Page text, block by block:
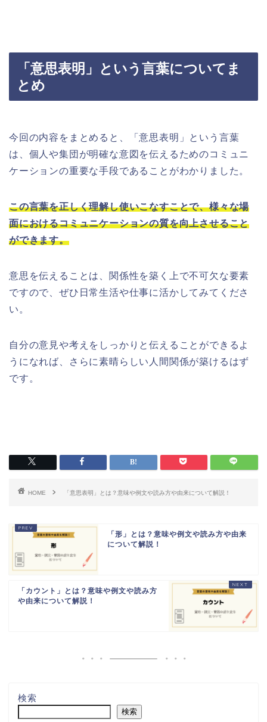
「意思表明」という言葉についてま
とめ
今回の内容をまとめると、「意思表明」という言葉
は、個人や集団が明確な意図を伝えるためのコミュニ
ケーションの重要な手段であることがわかりました。
この言葉を正しく理解し使いこなすことで、様々な場
面におけるコミュニケーションの質を向上させること
ができます。
意思を伝えることは、関係性を築く上で不可欠な要素
ですので、ぜひ日常生活や仕事に活かしてみてくださ
い。
自分の意見や考えをしっかりと伝えることができるよ
うになれば、さらに素晴らしい人間関係が築けるはず
です。
HOME 「意思表明」とは？意味や例文や読み方や由来について解説！
「形」とは？意味や例文や読み方や由来
について解説！
「カウント」とは？意味や例文や読み方
や由来について解説！
検索
検索